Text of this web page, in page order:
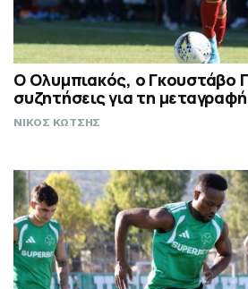
Ο Ολυμπιακός, ο Γκουστάβο
συζητήσεις για τη
ΝΙΚΟΣ ΚΩΤΣΗΣ